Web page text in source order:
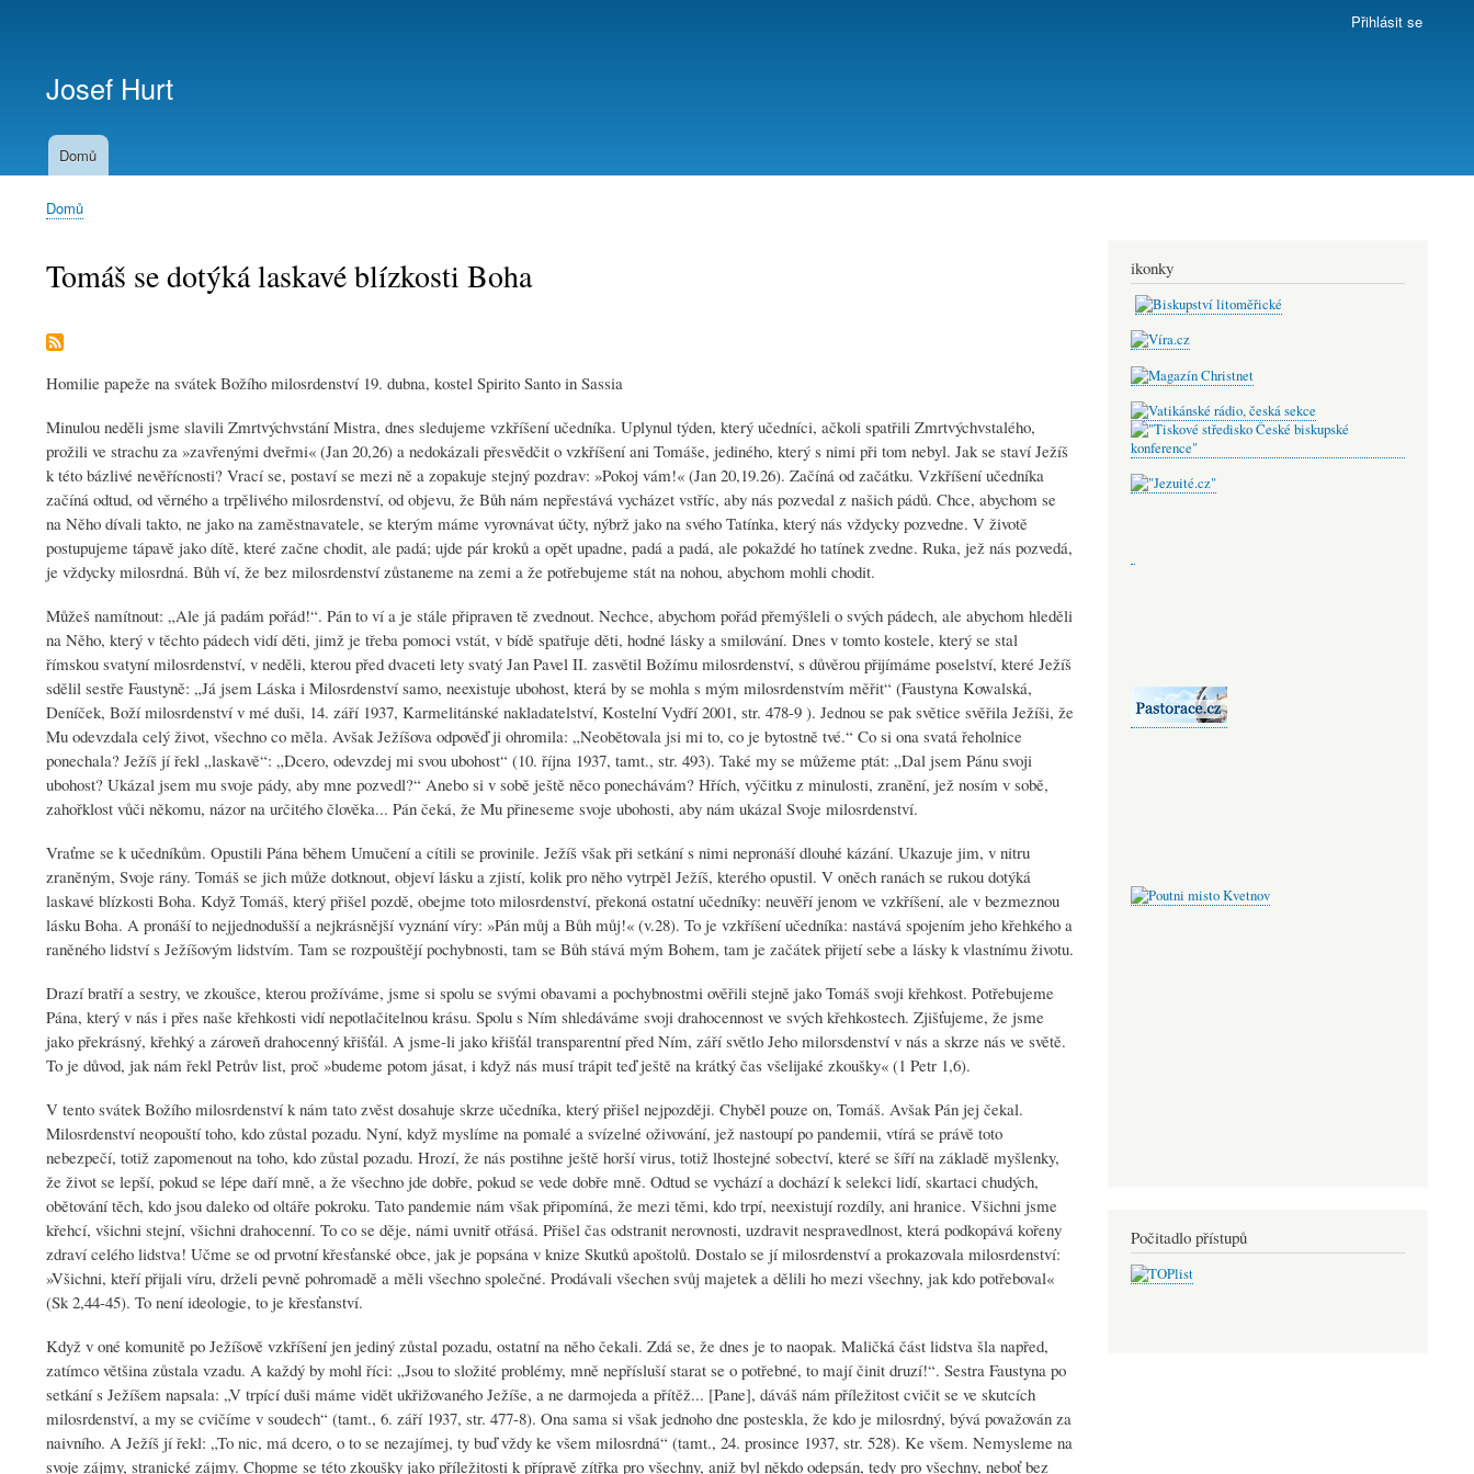
účtu
Přihlásit se
Josef Hurt
Domů
Drobečková
Domů
Tomáš se dotýká laskavé blízkosti Boha
Homilie papeže na svátek Božího milosrdenství 19. dubna, kostel Spirito Santo in Sassia
Minulou neděli jsme slavili Zmrtvýchvstání Mistra, dnes sledujeme vzkříšení učedníka. Uplynul týden, který učedníci, ačkoli spatřili Zmrtvýchvstalého,
prožili ve strachu za »zavřenými dveřmi« (Jan 20,26) a nedokázali přesvědčit o vzkříšení ani Tomáše, jediného, který s nimi při tom nebyl. Jak se staví Ježíš
k této bázlivé nevěřícnosti? Vrací se, postaví se mezi ně a zopakuje stejný pozdrav: »Pokoj vám!« (Jan 20,19.26). Začíná od začátku. Vzkříšení učedníka
začíná odtud, od věrného a trpělivého milosrdenství, od objevu, že Bůh nám nepřestává vycházet vstříc, aby nás pozvedal z našich pádů. Chce, abychom se
na Něho dívali takto, ne jako na zaměstnavatele, se kterým máme vyrovnávat účty, nýbrž jako na svého Tatínka, který nás vždycky pozvedne. V životě
postupujeme tápavě jako dítě, které začne chodit, ale padá; ujde pár kroků a opět upadne, padá a padá, ale pokaždé ho tatínek zvedne. Ruka, jež nás pozvedá,
je vždycky milosrdná. Bůh ví, že bez milosrdenství zůstaneme na zemi a že potřebujeme stát na nohou, abychom mohli chodit.
Můžeš namítnout: „Ale já padám pořád!“. Pán to ví a je stále připraven tě zvednout. Nechce, abychom pořád přemýšleli o svých pádech, ale abychom hleděli
na Něho, který v těchto pádech vidí děti, jimž je třeba pomoci vstát, v bídě spatřuje děti, hodné lásky a smilování. Dnes v tomto kostele, který se stal
římskou svatyní milosrdenství, v neděli, kterou před dvaceti lety svatý Jan Pavel II. zasvětil Božímu milosrdenství, s důvěrou přijímáme poselství, které Ježíš
sdělil sestře Faustyně: „Já jsem Láska i Milosrdenství samo, neexistuje ubohost, která by se mohla s mým milosrdenstvím měřit“ (Faustyna Kowalská,
Deníček, Boží milosrdenství v mé duši, 14. září 1937, Karmelitánské nakladatelství, Kostelní Vydří 2001, str. 478-9 ). Jednou se pak světice svěřila Ježíši, že
Mu odevzdala celý život, všechno co měla. Avšak Ježíšova odpověď ji ohromila: „Neobětovala jsi mi to, co je bytostně tvé.“ Co si ona svatá řeholnice
ponechala? Ježíš jí řekl „laskavě“: „Dcero, odevzdej mi svou ubohost“ (10. října 1937, tamt., str. 493). Také my se můžeme ptát: „Dal jsem Pánu svoji
ubohost? Ukázal jsem mu svoje pády, aby mne pozvedl?“ Anebo si v sobě ještě něco ponechávám? Hřích, výčitku z minulosti, zranění, jež nosím v sobě,
zahořklost vůči někomu, názor na určitého člověka... Pán čeká, že Mu přineseme svoje ubohosti, aby nám ukázal Svoje milosrdenství.
Vraťme se k učedníkům. Opustili Pána během Umučení a cítili se provinile. Ježíš však při setkání s nimi nepronáší dlouhé kázání. Ukazuje jim, v nitru
zraněným, Svoje rány. Tomáš se jich může dotknout, objeví lásku a zjistí, kolik pro něho vytrpěl Ježíš, kterého opustil. V oněch ranách se rukou dotýká
laskavé blízkosti Boha. Když Tomáš, který přišel pozdě, obejme toto milosrdenství, překoná ostatní učedníky: neuvěří jenom ve vzkříšení, ale v bezmeznou
lásku Boha. A pronáší to nejjednodušší a nejkrásnější vyznání víry: »Pán můj a Bůh můj!« (v.28). To je vzkříšení učedníka: nastává spojením jeho křehkého a
raněného lidství s Ježíšovým lidstvím. Tam se rozpouštějí pochybnosti, tam se Bůh stává mým Bohem, tam je začátek přijetí sebe a lásky k vlastnímu životu.
Drazí bratří a sestry, ve zkoušce, kterou prožíváme, jsme si spolu se svými obavami a pochybnostmi ověřili stejně jako Tomáš svoji křehkost. Potřebujeme
Pána, který v nás i přes naše křehkosti vidí nepotlačitelnou krásu. Spolu s Ním shledáváme svoji drahocennost ve svých křehkostech. Zjišťujeme, že jsme
jako překrásný, křehký a zároveň drahocenný křišťál. A jsme-li jako křišťál transparentní před Ním, září světlo Jeho milorsdenství v nás a skrze nás ve světě.
To je důvod, jak nám řekl Petrův list, proč »budeme potom jásat, i když nás musí trápit teď ještě na krátký čas všelijaké zkoušky« (1 Petr 1,6).
V tento svátek Božího milosrdenství k nám tato zvěst dosahuje skrze učedníka, který přišel nejpozději. Chyběl pouze on, Tomáš. Avšak Pán jej čekal.
Milosrdenství neopouští toho, kdo zůstal pozadu. Nyní, když myslíme na pomalé a svízelné oživování, jež nastoupí po pandemii, vtírá se právě toto
nebezpečí, totiž zapomenout na toho, kdo zůstal pozadu. Hrozí, že nás postihne ještě horší virus, totiž lhostejné sobectví, které se šíří na základě myšlenky,
že život se lepší, pokud se lépe daří mně, a že všechno jde dobře, pokud se vede dobře mně. Odtud se vychází a dochází k selekci lidí, skartaci chudých,
obětování těch, kdo jsou daleko od oltáře pokroku. Tato pandemie nám však připomíná, že mezi těmi, kdo trpí, neexistují rozdíly, ani hranice. Všichni jsme
křehcí, všichni stejní, všichni drahocenní. To co se děje, námi uvnitř otřásá. Přišel čas odstranit nerovnosti, uzdravit nespravedlnost, která podkopává kořeny
zdraví celého lidstva! Učme se od prvotní křesťanské obce, jak je popsána v knize Skutků apoštolů. Dostalo se jí milosrdenství a prokazovala milosrdenství:
»Všichni, kteří přijali víru, drželi pevně pohromadě a měli všechno společné. Prodávali všechen svůj majetek a dělili ho mezi všechny, jak kdo potřeboval«
(Sk 2,44-45). To není ideologie, to je křesťanství.
Když v oné komunitě po Ježíšově vzkříšení jen jediný zůstal pozadu, ostatní na něho čekali. Zdá se, že dnes je to naopak. Maličká část lidstva šla napřed,
zatímco většina zůstala vzadu. A každý by mohl říci: „Jsou to složité problémy, mně nepřísluší starat se o potřebné, to mají činit druzí!“. Sestra Faustyna po
setkání s Ježíšem napsala: „V trpící duši máme vidět ukřižovaného Ježíše, a ne darmojeda a přítěž... [Pane], dáváš nám příležitost cvičit se ve skutcích
milosrdenství, a my se cvičíme v soudech“ (tamt., 6. září 1937, str. 477-8). Ona sama si však jednoho dne posteskla, že kdo je milosrdný, bývá považován za
naivního. A Ježíš jí řekl: „To nic, má dcero, o to se nezajímej, ty buď vždy ke všem milosrdná“ (tamt., 24. prosince 1937, str. 528). Ke všem. Nemysleme na
svoje zájmy, stranické zájmy. Chopme se této zkoušky jako příležitosti k přípravě zítřka pro všechny, aniž byl někdo odepsán, tedy pro všechny, neboť bez
ikonky
Počitadlo přístupů